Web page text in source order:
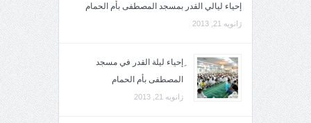
إحياء ليالي القدر بمسجد المصطفى بأم الحمام
ژانویه 21, 2013
ِإحياء ليلة القدر في مسجد
المصطفى بأم الحمام
ژانویه 21, 2013